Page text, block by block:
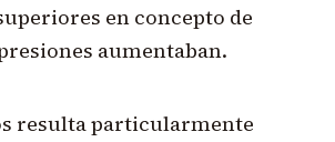
en concepto de
aumentaban.
resulta particularmente